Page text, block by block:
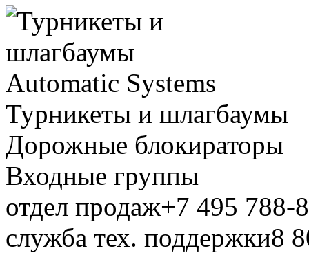
Турникеты и шлагбаумы
Дорожные блокираторы
Входные группы
отдел продаж+7 495 788-
служба тех. поддержки8